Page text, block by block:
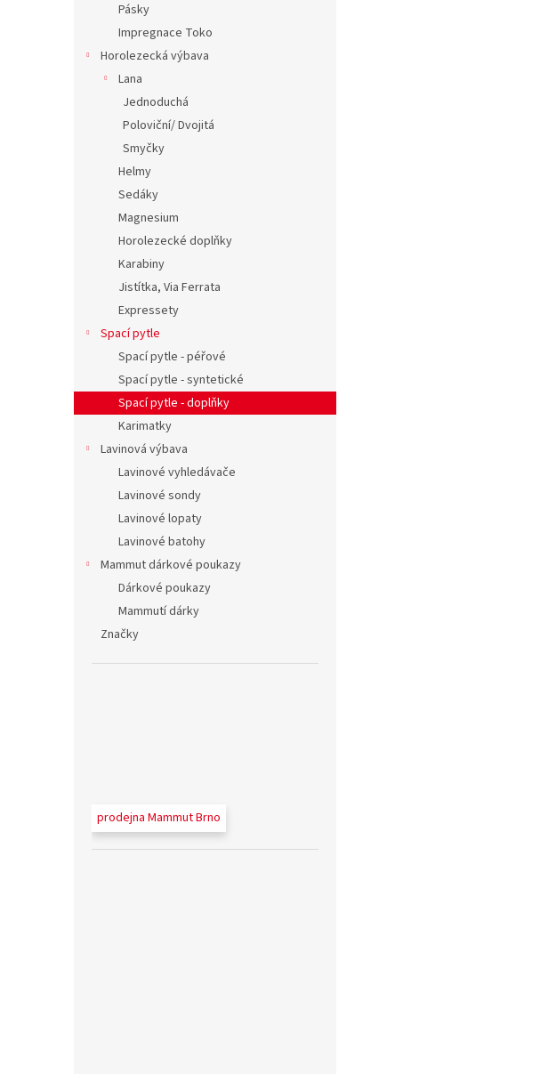
Pásky
Impregnace Toko
Horolezecká výbava
Lana
Jednoduchá
Poloviční/ Dvojitá
Smyčky
Helmy
Sedáky
Magnesium
Horolezecké doplňky
Karabiny
Jistítka, Via Ferrata
Expressety
Spací pytle
Spací pytle - péřové
Spací pytle - syntetické
Spací pytle - doplňky
Karimatky
Lavinová výbava
Lavinové vyhledávače
Lavinové sondy
Lavinové lopaty
Lavinové batohy
Mammut dárkové poukazy
Dárkové poukazy
Mammutí dárky
Značky
prodejna Mammut Brno